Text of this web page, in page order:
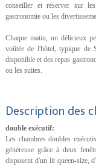
conseiller et réserver sur
gastronomie ou les
Chaque matin, un délicieux
voûtée de l'hôtel, typique de
disponible et des repas
ou les suites.
Description des
double exécutif:
Les chambres doubles
généreuse grâce à deux
disposent d'un lit queen-size,